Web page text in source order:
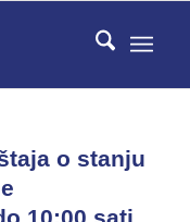
o stanju